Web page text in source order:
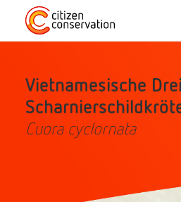
Home
Über Uns
Mitmachen
Vietnamesische
Cuora cyclornata